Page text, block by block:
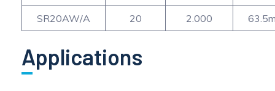
SR20AW/A 20 2.000
Applications